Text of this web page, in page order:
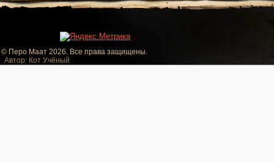
© Перо Маат 2026. Все права защищены.
Автор: Кот Учёный